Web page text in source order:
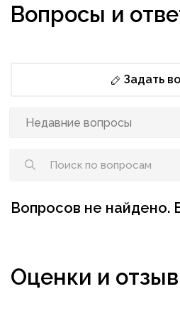
Вопросы и
Задать
Вопросов не найдено.
Оценки и